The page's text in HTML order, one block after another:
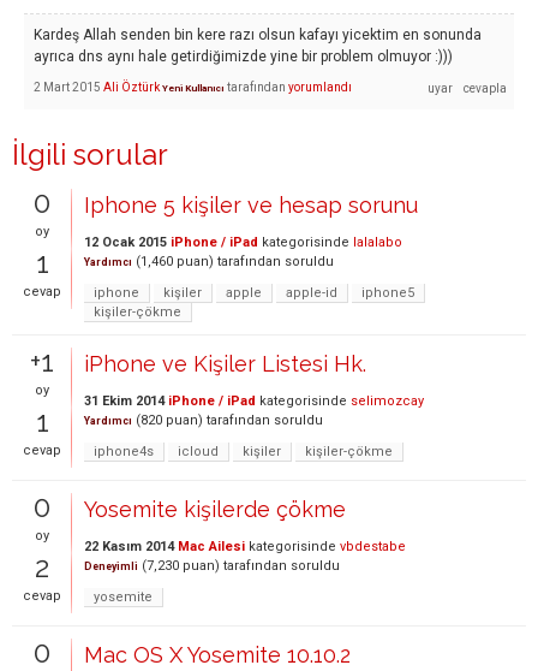
Kardeş Allah senden bin kere razı olsun kafayı yicektim en sonunda
ayrıca dns aynı hale getirdiğimizde yine bir problem olmuyor :)))
2 Mart 2015 Ali Öztürk Yeni Kullanıcı tarafından yorumlandı
İlgili sorular
0
oy
1
cevap
Iphone 5 kişiler ve hesap sorunu
12 Ocak 2015 iPhone / iPad kategorisinde lalalabo
Yardımcı (1,460 puan) tarafından soruldu
iphone
kişiler apple apple-id
iphone5
kişiler-çökme
+1
oy
1
cevap
iPhone ve Kişiler Listesi Hk.
31 Ekim 2014 iPhone / iPad kategorisinde selimozcay
Yardımcı (820 puan) tarafından soruldu
iphone4s
icloud kişiler kişiler-çökme
0
oy
2
cevap
Yosemite kişilerde çökme
22 Kasım 2014 Mac Ailesi kategorisinde vbdestabe
Deneyimli (7,230 puan) tarafından soruldu
yosemite
0
Mac OS X Yosemite 10.10.2